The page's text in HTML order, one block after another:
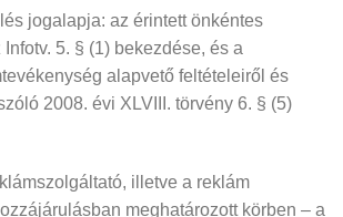
jogalapja: az érintett önkéntes
5. § (1) bekezdése, és a
alapvető feltételeiről és
2008. évi XLVIII. törvény 6. § (5)
illetve a reklám
meghatározott körben – a